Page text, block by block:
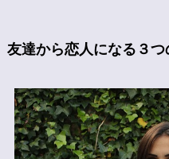
友達から恋人になる３つ